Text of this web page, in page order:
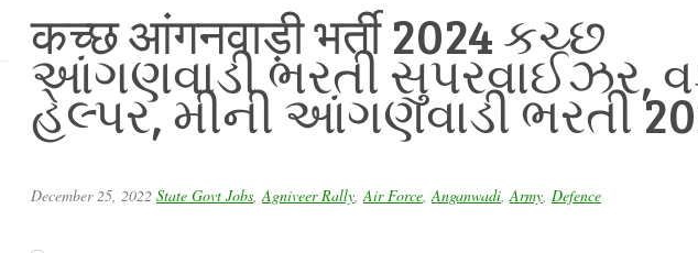
कच्छ आंगनवाड़ी भर्ती 2024 કચ્છ
આંગણવાડી ભરતી સુપરવાઈઝર,
હેલ્પર, મીની આંગણવાડી ભરતી
December 25, 2022 State Govt Jobs Agniveer Rally Air Force Anganwadi Army Defence